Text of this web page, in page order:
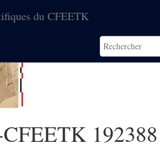
du CFEETK
192388